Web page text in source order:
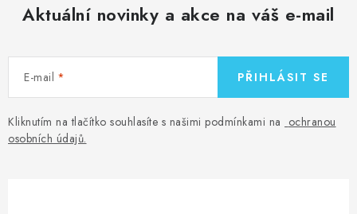
Aktuální novinky a akce na váš e-mail
E-mail
Kliknutím na tlačítko souhlasíte s našimi podmínkami na ochranou
osobních údajů.
PŘIHLÁSIT SE